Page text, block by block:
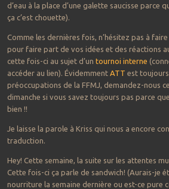
d’eau à la place d’une galette saucisse parce
ça c’est chouette).
Comme les dernières fois, n’hésitez pas à
pour faire part de vos idées et des réactions
cette fois-ci au sujet d’un tournoi interne
accéder au lien). Évidemment ATT est
préoccupations de la FFMJ, demandez-nous
dimanche si vous savez toujours pas parce
bien !!
Je laisse la parole à Kriss qui nous a encore
traduction.
Hey! Cette semaine, la suite sur les attentes
Cette fois-ci ça parle de sandwich! (Aurais-je
nourriture la semaine dernière ou est-ce pure